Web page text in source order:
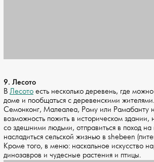
9. Лесото
В Лесото есть несколько деревень, где
доме и пообщаться с деревенскими
Семонконг, Малеалеа, Рому или Рамабанту
возможность пожить в историческом здании,
со здешними людьми, отправиться в поход
насладиться сельской жизнью в shebeen
Кроме того, в меню: наскальное искусство
динозавров и чудесные растения и птицы.